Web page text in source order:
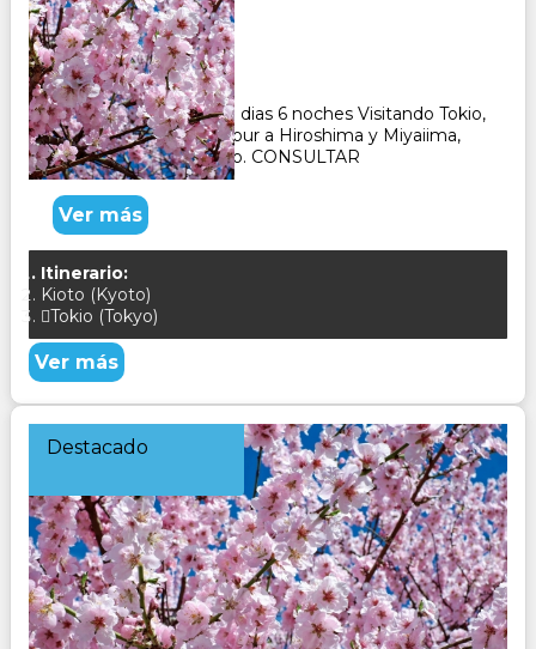
Duración:
7Días6Noches
Paquete Turistico de 7 dias 6 noches Visitando Tokio,
Hakone, Kioto , Nara, tour a Hiroshima y Miyaiima,
Templo Sanjusangendo. CONSULTAR
Ver más
Itinerario:
Kioto (Kyoto)
Tokio (Tokyo)
Ver más
Destacado